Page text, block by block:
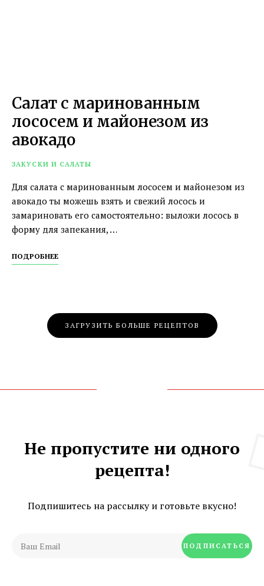
Салат с маринованным
лососем и майонезом из
авокадо
ЗАКУСКИ И САЛАТЫ
Для салата с маринованным лососем и майонезом из
авокадо ты можешь взять и свежий лосось и
замариновать его самостоятельно: выложи лосось в
форму для запекания, …
ПОДРОБНЕЕ
Posts
Navigation
ЗАГРУЗИТЬ БОЛЬШЕ РЕЦЕПТОВ
Не пропустите ни одного
рецепта!
Подпишитесь на рассылку и готовьте вкусно!